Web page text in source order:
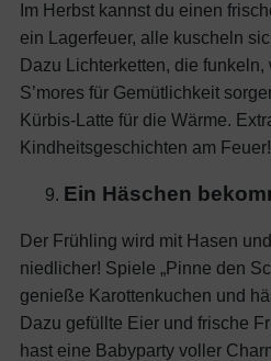
Im Herbst kannst du einen
ein Lagerfeuer, alle kuscheln
Dazu Lichterketten, die
S’mores für Gemütlichkeit
Kürbis-Latte für die Wärme.
Kindheitsgeschichten am Feuer!
Ein Häschen
Der Frühling wird mit Hasen
niedlicher! Spiele „Pinne den
genieße Karottenkuchen und
Dazu gefüllte Eier und frische
hast eine Babyparty voller